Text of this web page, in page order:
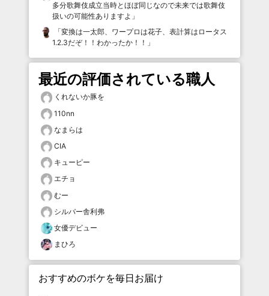
多分歌舞伎成立当時とほぼ同じなので未来では歌舞伎
扱いの可能性ありますよ 」
「変換は一太郎、ワープロは花子、表計算はロータス
1.2.3だぞ！！わかったか！！ 」
最近の評価されている職人
くれないか豚を
110nn
なまらは
CIA
キューピー
エチョ
むー
シルバー舎利弗
女優デビュー
まひろ
おすすめのボケを毎日お届け